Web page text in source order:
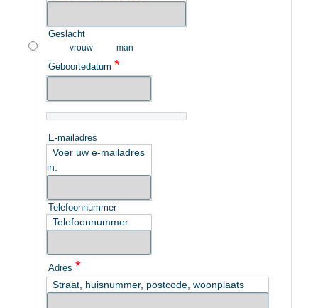
Geslacht
vrouw man
Geboortedatum *
E-mailadres
Voer uw e-mailadres
in.
Telefoonnummer
Telefoonnummer
Adres *
Straat, huisnummer, postcode, woonplaats